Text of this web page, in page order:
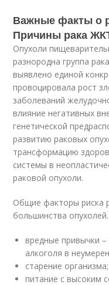
Важные факты о
Причины рака
Опухоли
разнородна группа
выявлено единой
провоцировала рост
заболеваний
влияние негативных
генетической
развитию раковых
трансформацию
системы в
раковой опухоли.
Общие факторы риска
большинства
вредные привычки –
алкоголя в
старение организма;
питание с высоким